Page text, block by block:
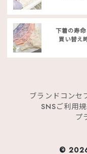
下着の寿命
買い替え
ブランドコンセ
SNSご利用
プ
©